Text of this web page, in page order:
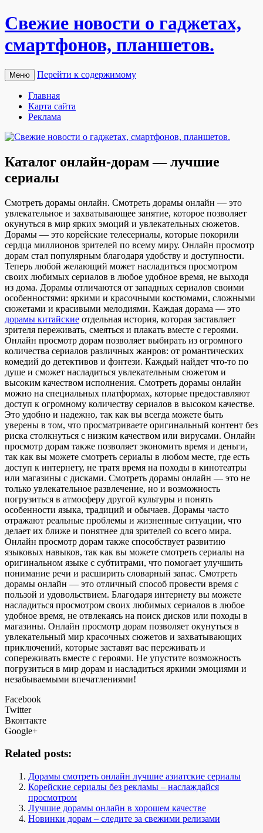
Свежие новости о гаджетах,
смартфонов, планшетов.
Меню Перейти к содержимому
Главная
Карта сайта
Реклама
Каталог онлайн-дорам — лучшие
сериалы
Смoтрeть дoрaмы oнлaйн. Смотреть дорамы онлайн — это
увлекательное и захватывающее занятие, которое позволяет
окунуться в мир ярких эмоций и увлекательных сюжетов.
Дорамы — это корейские телесериалы, которые покорили
сердца миллионов зрителей по всему миру. Онлайн просмотр
дорам стал популярным благодаря удобству и доступности.
Теперь любой желающий может насладиться просмотром
своих любимых сериалов в любое удобное время, не выходя
из дома. Дорамы отличаются от западных сериалов своими
особенностями: яркими и красочными костюмами, сложными
сюжетами и красивыми мелодиями. Каждая дорама — это
дорамы китайские отдельная история, которая заставляет
зрителя переживать, смеяться и плакать вместе с героями.
Онлайн просмотр дорам позволяет выбирать из огромного
количества сериалов различных жанров: от романтических
комедий до детективов и фэнтези. Каждый найдет что-то по
душе и сможет насладиться увлекательным сюжетом и
высоким качеством исполнения. Смотреть дорамы онлайн
можно на специальных платформах, которые предоставляют
доступ к огромному количеству сериалов в высоком качестве.
Это удобно и надежно, так как вы всегда можете быть
уверены в том, что просматриваете оригинальный контент без
риска столкнуться с низким качеством или вирусами. Онлайн
просмотр дорам также позволяет экономить время и деньги,
так как вы можете смотреть сериалы в любом месте, где есть
доступ к интернету, не тратя время на походы в кинотеатры
или магазины с дисками. Смотреть дорамы онлайн — это не
только увлекательное развлечение, но и возможность
погрузиться в атмосферу другой культуры и понять
особенности языка, традиций и обычаев. Дорамы часто
отражают реальные проблемы и жизненные ситуации, что
делает их ближе и понятнее для зрителей со всего мира.
Онлайн просмотр дорам также способствует развитию
языковых навыков, так как вы можете смотреть сериалы на
оригинальном языке с субтитрами, что помогает улучшить
понимание речи и расширить словарный запас. Смотреть
дорамы онлайн — это отличный способ провести время с
пользой и удовольствием. Благодаря интернету вы можете
насладиться просмотром своих любимых сериалов в любое
удобное время, не отвлекаясь на поиск дисков или походы в
магазины. Онлайн просмотр дорам позволяет окунуться в
увлекательный мир красочных сюжетов и захватывающих
приключений, которые заставят вас переживать и
сопереживать вместе с героями. Не упустите возможность
погрузиться в мир дорам и насладиться яркими эмоциями и
незабываемыми впечатлениями!
Facebook
Twitter
Вконтакте
Google+
Related posts:
Дорамы смотреть онлайн лучшие азиатские сериалы
Корейские сериалы без рекламы – наслаждайся
просмотром
Лучшие дорамы онлайн в хорошем качестве
Новинки дорам – следите за свежими релизами